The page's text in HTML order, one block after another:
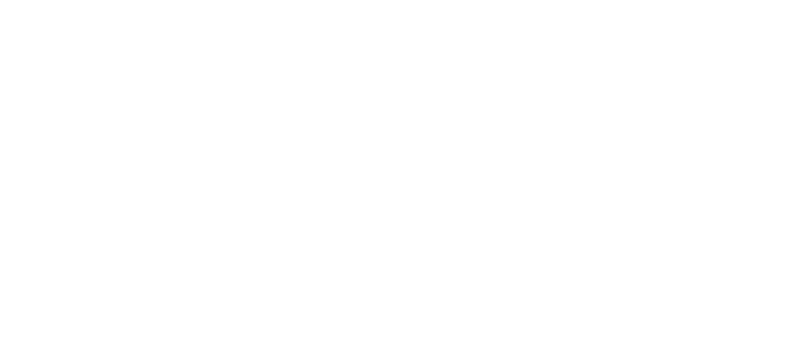
Civile si
si industriale, adaptate cerintelor moderne de functionalitate, siguranta si